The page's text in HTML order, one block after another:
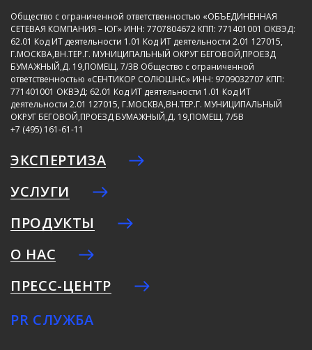
Общество с ограниченной ответственностью «ОБЪЕДИНЕННАЯ
СЕТЕВАЯ КОМПАНИЯ – ЮГ» ИНН: 7707804672 КПП: 771401001 ОКВЭД:
62.01 Код ИТ деятельности 1.01 Код ИТ деятельности 2.01 127015,
Г.МОСКВА,ВН.ТЕР.Г. МУНИЦИПАЛЬНЫЙ ОКРУГ БЕГОВОЙ,ПРОЕЗД
БУМАЖНЫЙ,Д. 19,ПОМЕЩ. 7/3В Общество с ограниченной
ответственностью «СЕНТИКОР СОЛЮШНС» ИНН: 9709032707 КПП:
771401001 ОКВЭД: 62.01 Код ИТ деятельности 1.01 Код ИТ
деятельности 2.01 127015, Г.МОСКВА,ВН.ТЕР.Г. МУНИЦИПАЛЬНЫЙ
ОКРУГ БЕГОВОЙ,ПРОЕЗД БУМАЖНЫЙ,Д. 19,ПОМЕЩ. 7/5В
+7 (495) 161-61-11
ЭКСПЕРТИЗА
УСЛУГИ
ПРОДУКТЫ
О НАС
ПРЕСС-ЦЕНТР
PR СЛУЖБА